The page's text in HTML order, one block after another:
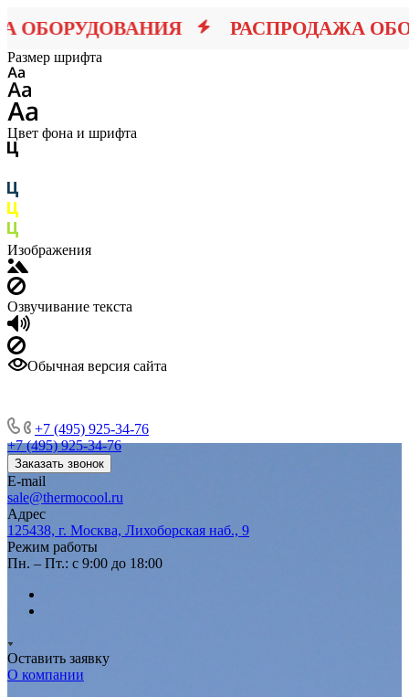
РАСПРОДАЖА
Размер шрифта
Цвет фона и шрифта
Изображения
Озвучивание текста
Обычная версия сайта
+7 (495) 925-34-76
+7 (495) 925-34-76
Заказать звонок
E-mail
sale@thermocool.ru
Адрес
125438, г. Москва, Лихоборская наб., 9
Режим работы
Пн. – Пт.: с 9:00 до 18:00
Оставить заявку
О компании